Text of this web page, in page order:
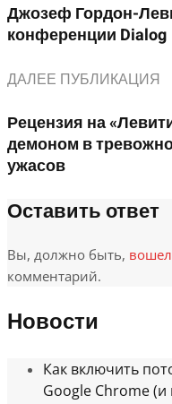
Джозеф Гордон-
конференции Dialog
ДАЛЕЕ ПУБЛИКАЦИЯ
Рецензия на
демоном в
ужасов
Оставить ответ
Вы, должно быть,
комментарий.
Новости
Как включить
Google Chrome (и